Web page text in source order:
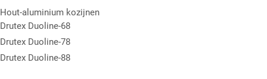
Hout-aluminium kozijnen
Drutex Duoline-68
Drutex Duoline-78
Drutex Duoline-88